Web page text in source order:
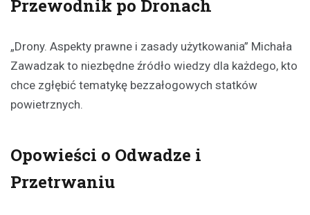
Przewodnik po Dronach
„Drony. Aspekty prawne i zasady użytkowania” Michała
Zawadzak to niezbędne źródło wiedzy dla każdego, kto
chce zgłębić tematykę bezzałogowych statków
powietrznych.
Opowieści o Odwadze i
Przetrwaniu